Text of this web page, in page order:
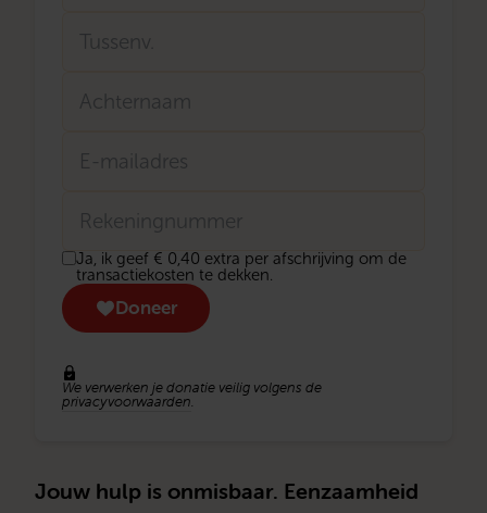
mailadres
Donatie
transactiekosten
eenmalig
Ja, ik geef € 0,40 extra per afschrijving om de
transactiekosten te dekken.
Doneer
We verwerken je donatie veilig volgens de
privacyvoorwaarden.
Jouw hulp is onmisbaar. Eenzaamheid